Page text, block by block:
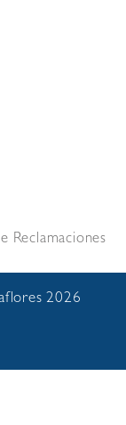
Reclamaciones
2026